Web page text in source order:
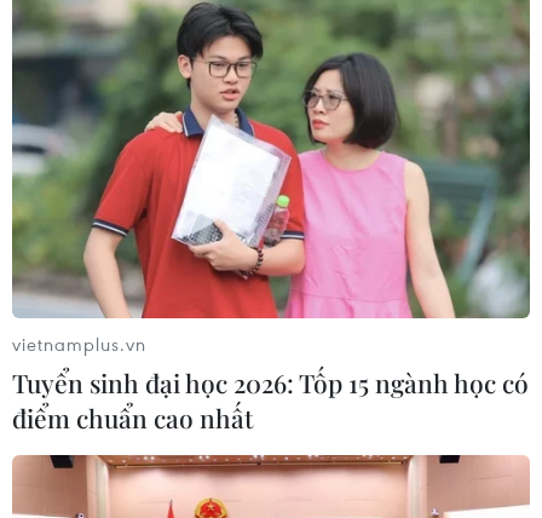
vietnamplus.vn
Tuyển sinh đại học 2026: Tốp 15 ngành học có
điểm chuẩn cao nhất